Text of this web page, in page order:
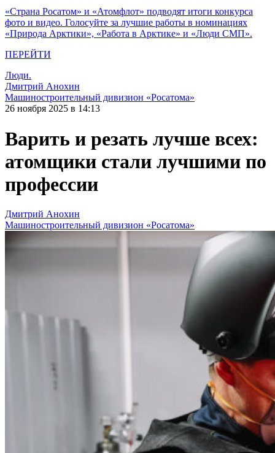
«Страна Росатом» и «Атомфлот» подводят итоги конкурса
фото и видео. Голосуйте за лучшие работы в номинациях
«Природа Арктики», «Работа в Арктике» и «Люди СМП».
ПЕРЕЙТИ
Люди.
Дмитрий Анохин
Машиностроительный дивизион «Росатома»
26 ноября 2025 в 14:13
Варить и резать лучше всех:
атомщики стали лучшими по
профессии
Дмитрий Анохин
Машиностроительный дивизион «Росатома»